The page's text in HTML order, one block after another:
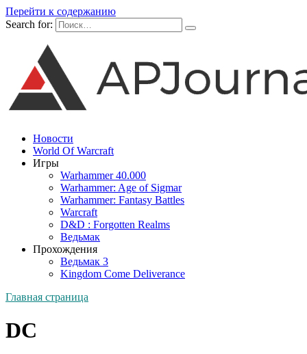
Перейти к содержанию
Search for:
Новости
World Of Warcraft
Игры
Warhammer 40.000
Warhammer: Age of Sigmar
Warhammer: Fantasy Battles
Warcraft
D&D : Forgotten Realms
Ведьмак
Прохождения
Ведьмак 3
Kingdom Come Deliverance
Главная страница
DC